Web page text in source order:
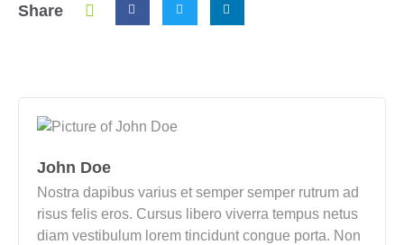
Share
John Doe
Nostra dapibus varius et semper semper rutrum ad
risus felis eros. Cursus libero viverra tempus netus
diam vestibulum lorem tincidunt congue porta. Non